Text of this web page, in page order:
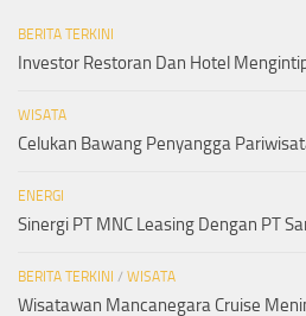
BERITA TERKINI
Investor Restoran Dan Hotel
WISATA
Celukan Bawang Penyangga
ENERGI
Sinergi PT MNC Leasing Dengan PT
BERITA TERKINI / WISATA
Wisatawan Mancanegara Cruise